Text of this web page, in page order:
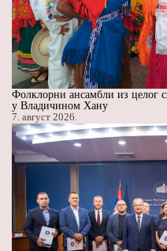
Фолклорни ансамбли из целог
у Владичином Хану
7. август 2026.